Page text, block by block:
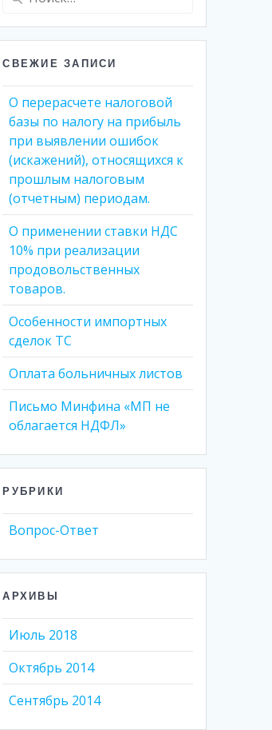
СВЕЖИЕ ЗАПИСИ
О перерасчете налоговой
базы по налогу на прибыль
при выявлении ошибок
(искажений), относящихся к
прошлым налоговым
(отчетным) периодам.
О применении ставки НДС
10% при реализации
продовольственных
товаров.
Особенности импортных
сделок ТС
Оплата больничных листов
Письмо Минфина «МП не
облагается НДФЛ»
РУБРИКИ
Вопрос-Ответ
АРХИВЫ
Июль 2018
Октябрь 2014
Сентябрь 2014